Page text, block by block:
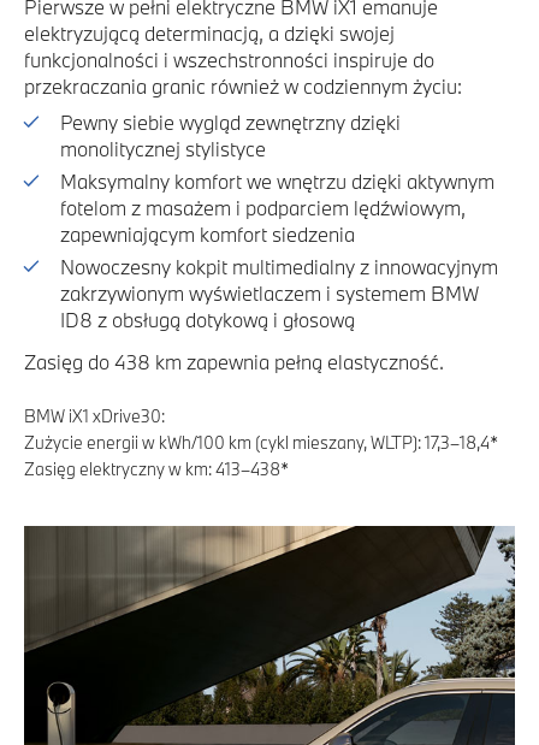
Pierwsze w pełni elektryczne BMW iX1 emanuje
elektryzującą determinacją, a dzięki swojej
funkcjonalności i wszechstronności inspiruje do
przekraczania granic również w codziennym życiu:
Pewny siebie wygląd zewnętrzny dzięki
monolitycznej stylistyce
Maksymalny komfort we wnętrzu dzięki aktywnym
fotelom z masażem i podparciem lędźwiowym,
zapewniającym komfort siedzenia
Nowoczesny kokpit multimedialny z innowacyjnym
zakrzywionym wyświetlaczem i systemem BMW
ID8 z obsługą dotykową i głosową
Zasięg do 438 km zapewnia pełną elastyczność.
BMW iX1 xDrive30:
Zużycie energii w kWh/100 km (cykl mieszany, WLTP): 17,3–18,4*
Zasięg elektryczny w km: 413–438*